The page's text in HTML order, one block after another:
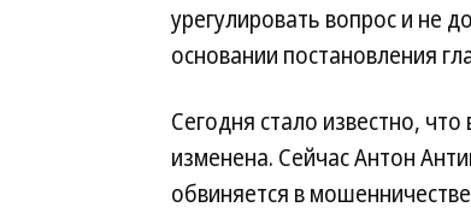
урегулировать вопрос и не
основании постановления
Сегодня стало известно,
изменена. Сейчас Антон
обвиняется в